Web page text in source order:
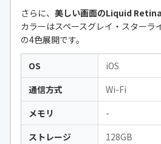
さらに、 美しい画面のLiquid
カラーはスペースグレイ・スターラ
の4色展開です。
OS
iOS
通信方式
Wi-Fi
メモリ
-
ストレージ
128GB